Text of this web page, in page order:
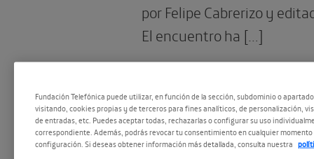
por Felipe Cabrerizo y
El encuentro ha […]
28.03.2022
Encuentro con
Fundación Telefónica puede utilizar, en función de la sección, subdominio o
visitando, cookies propias y de terceros para fines analíticos, de personalización,
de entradas, etc. Puedes aceptar todas, rechazarlas o configurar su uso
correspondiente. Además, podrás revocar tu consentimiento en cualquier momento
configuración. Si deseas obtener información más detallada, consulta nuestra